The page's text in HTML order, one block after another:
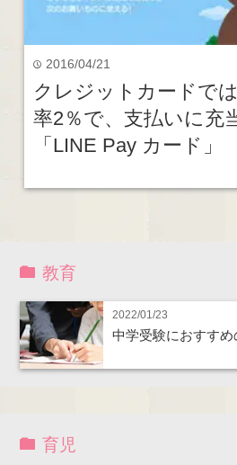
time 2016/04/21
クレジットカードで
率2％で、支払いに充
「LINE Pay カード」
教育
2022/01/23
中学受験におすす
育児